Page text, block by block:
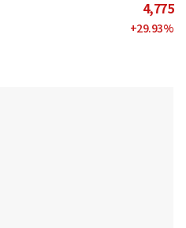
4,775
+29.93%